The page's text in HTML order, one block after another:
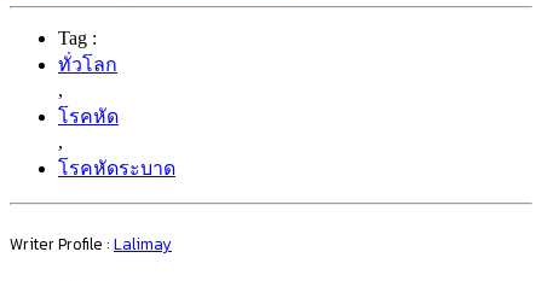
Tag :
ทั่วโลก
,
โรคหัด
,
โรคหัดระบาด
Writer Profile : Lalimay